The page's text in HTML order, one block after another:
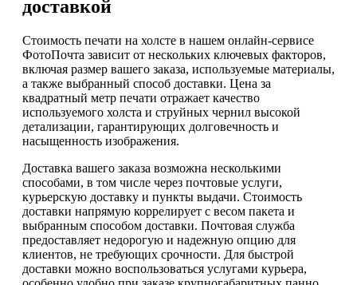
доставкой
Стоимость печати на холсте в нашем онлайн-сервисе
ФотоПочта зависит от нескольких ключевых факторов,
включая размер вашего заказа, используемые материалы,
а также выбранный способ доставки. Цена за
квадратный метр печати отражает качество
используемого холста и струйных чернил высокой
детализации, гарантирующих долговечность и
насыщенность изображения.
Доставка вашего заказа возможна несколькими
способами, в том числе через почтовые услуги,
курьерскую доставку и пункты выдачи. Стоимость
доставки напрямую коррелирует с весом пакета и
выбранным способом доставки. Почтовая служба
предоставляет недорогую и надежную опцию для
клиентов, не требующих срочности. Для быстрой
доставки можно воспользоваться услугами курьера,